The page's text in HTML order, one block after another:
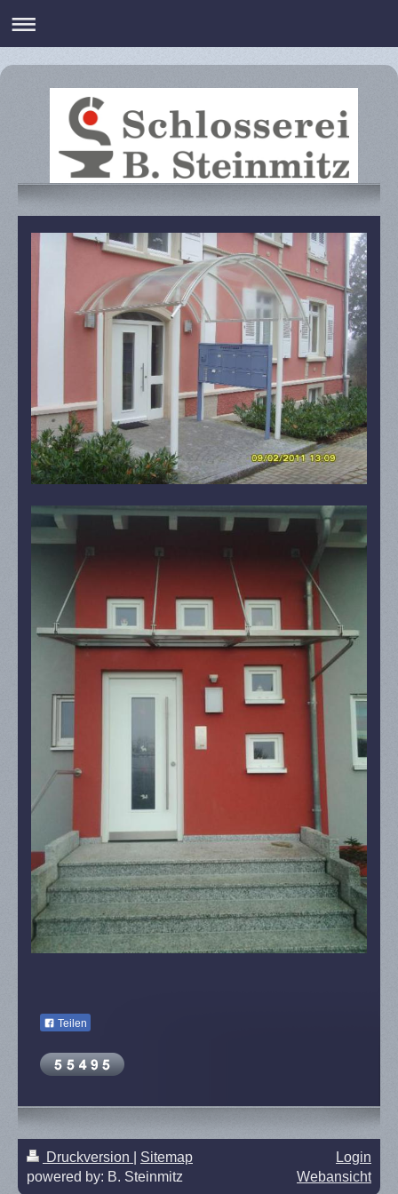
Teilen
Druckversion
Sitemap
powered by: B. Steinmitz
Login
Webansicht